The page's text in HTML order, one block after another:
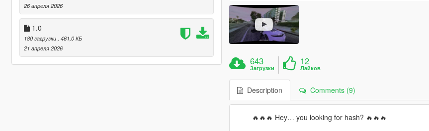
26 апреля 2026
1.0
180 загрузки , 461,0 КБ
21 апреля 2026
643
Загрузки
12
Лайков
Description Comments (9)
⠀⠀⠀🔥🔥🔥 Hey… you looking for hash? 🔥🔥🔥